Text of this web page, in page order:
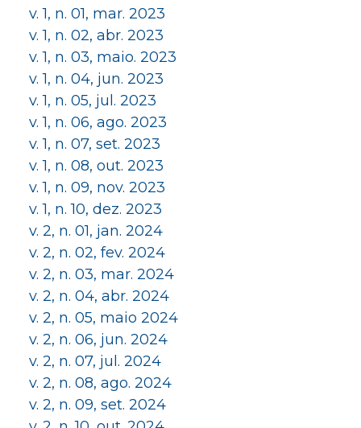
v. 1, n. 01, mar. 2023
v. 1, n. 02, abr. 2023
v. 1, n. 03, maio. 2023
v. 1, n. 04, jun. 2023
v. 1, n. 05, jul. 2023
v. 1, n. 06, ago. 2023
v. 1, n. 07, set. 2023
v. 1, n. 08, out. 2023
v. 1, n. 09, nov. 2023
v. 1, n. 10, dez. 2023
v. 2, n. 01, jan. 2024
v. 2, n. 02, fev. 2024
v. 2, n. 03, mar. 2024
v. 2, n. 04, abr. 2024
v. 2, n. 05, maio 2024
v. 2, n. 06, jun. 2024
v. 2, n. 07, jul. 2024
v. 2, n. 08, ago. 2024
v. 2, n. 09, set. 2024